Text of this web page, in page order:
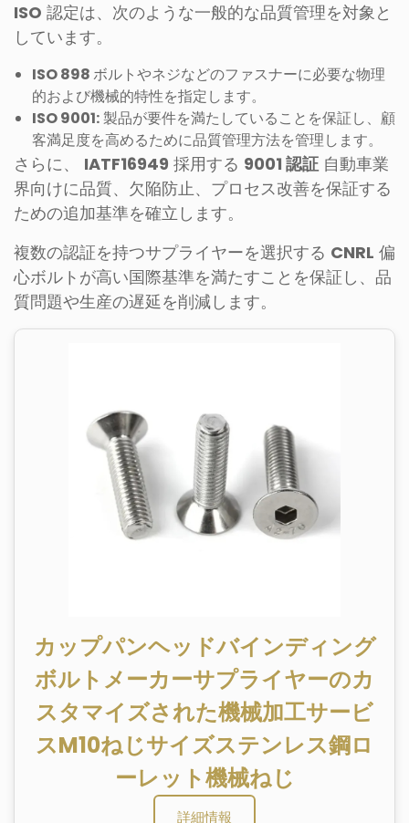
ISO 認定は、次のような一般的な品質管理を対象と
しています。
ISO 898ボルトやネジなどのファスナーに必要な物理
的および機械的特性を指定します。
ISO 9001:製品が要件を満たしていることを保証し、顧
客満足度を高めるために品質管理方法を管理します。
さらに、 IATF16949 採用する 9001 認証自動車業
界向けに品質、欠陥防止、プロセス改善を保証する
ための追加基準を確立します。
複数の認証を持つサプライヤーを選択する CNRL 偏
心ボルトが高い国際基準を満たすことを保証し、品
質問題や生産の遅延を削減します。
カップパンヘッドバインディング
ボルトメーカーサプライヤーのカ
スタマイズされた機械加工サービ
スM10ねじサイズステンレス鋼ロ
ーレット機械ねじ
詳細情報